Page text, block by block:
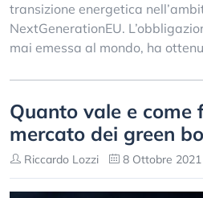
transizione energetica
NextGenerationEU.
mai emessa al mondo, ha
Quanto vale e come
mercato dei green
Riccardo Lozzi 8 Ottobre